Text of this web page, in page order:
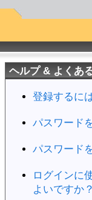
ヘルプ & よくあ
登録するに
パスワード
パスワード
ログインに
よいですか